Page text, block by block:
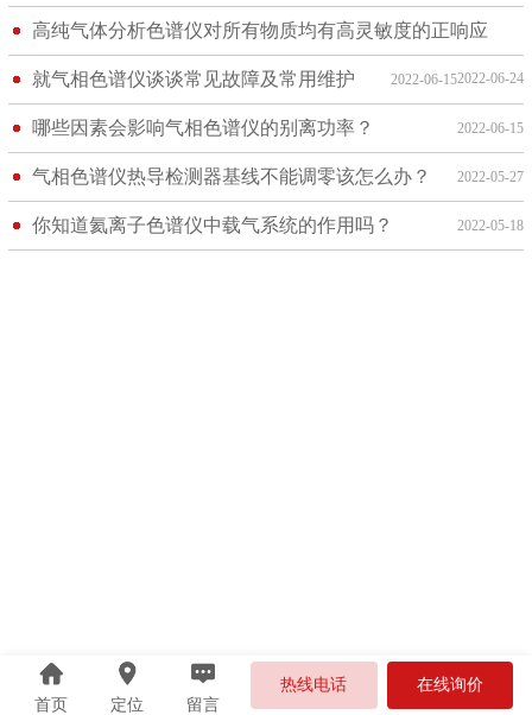
高纯气体分析色谱仪对所有物质均有高灵敏度的正响应
2022-06-24
就气相色谱仪谈谈常见故障及常用维护 2022-06-15
哪些因素会影响气相色谱仪的别离功率？ 2022-06-15
气相色谱仪热导检测器基线不能调零该怎么办？ 2022-05-27
你知道氦离子色谱仪中载气系统的作用吗？ 2022-05-18
首页 定位 留言
热线电话 在线询价